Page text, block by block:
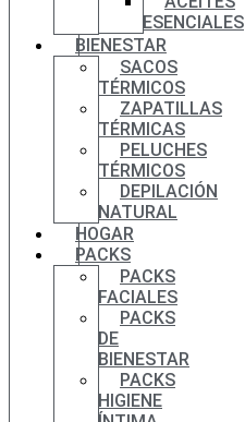
ESENCIALES
BIENESTAR
SACOS
TÉRMICOS
ZAPATILLAS
TÉRMICAS
PELUCHES
TÉRMICOS
DEPILACIÓN
NATURAL
HOGAR
PACKS
PACKS
FACIALES
PACKS
DE
BIENESTAR
PACKS
HIGIENE